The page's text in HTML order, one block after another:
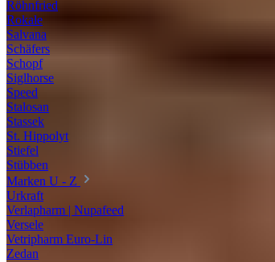
Röhnfried
Rokale
Salvana
Schäfers
Schopf
Siglhorse
Speed
Stalosan
Stassek
St. Hippolyt
Stiefel
Stübben
Marken U - Z
Urkraft
Verlapharm | Nupafeed
Versele
Vetripharm Euro-Lin
Zedan